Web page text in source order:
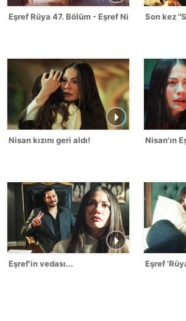
Eşref Rüya 47. Bölüm - Eşref Nisan Sahneleri
Son kez
Nisan kızını geri aldı! Nisan'ın
Eşref'in vedası... Eşref